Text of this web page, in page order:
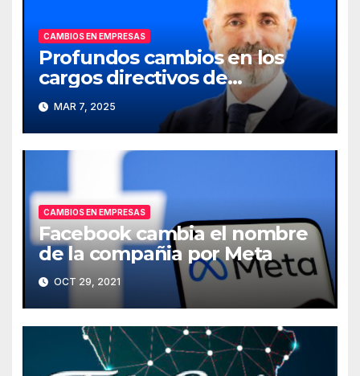
CAMBIOS EN EMPRESAS
Profundos cambios en los
cargos directivos de
Telefónica
MAR 7, 2025
CAMBIOS EN EMPRESAS
Facebook cambia el nombre
de la compañia por Meta
OCT 29, 2021